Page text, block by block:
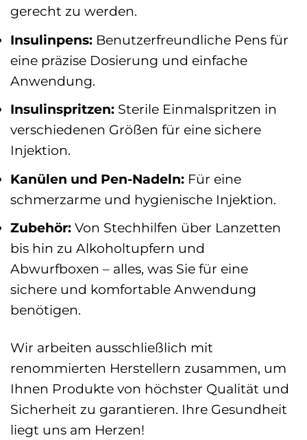
gerecht zu werden.
Insulinpens: Benutzerfreundliche Pens für
eine präzise Dosierung und einfache
Anwendung.
Insulinspritzen: Sterile Einmalspritzen in
verschiedenen Größen für eine sichere
Injektion.
Kanülen und Pen-Nadeln: Für eine
schmerzarme und hygienische Injektion.
Zubehör: Von Stechhilfen über Lanzetten
bis hin zu Alkoholtupfern und
Abwurfboxen – alles, was Sie für eine
sichere und komfortable Anwendung
benötigen.
Wir arbeiten ausschließlich mit
renommierten Herstellern zusammen, um
Ihnen Produkte von höchster Qualität und
Sicherheit zu garantieren. Ihre Gesundheit
liegt uns am Herzen!